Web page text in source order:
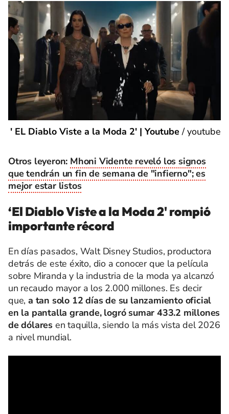
' EL Diablo Viste a la Moda 2' | Youtube/youtube
Otros leyeron: Mhoni Vidente reveló los signos
que tendrán un fin de semana de "infierno"; es
mejor estar listos
‘El Diablo Viste a la Moda 2' rompió
importante récord
En días pasados, Walt Disney Studios, productora
detrás de este éxito, dio a conocer que la película
sobre Miranda y la industria de la moda ya alcanzó
un recaudo mayor a los 2.000 millones. Es decir
que, a tan solo 12 días de su lanzamiento oficial
en la pantalla grande, logró sumar 433.2 millones
de dólares en taquilla, siendo la más vista del 2026
a nivel mundial.